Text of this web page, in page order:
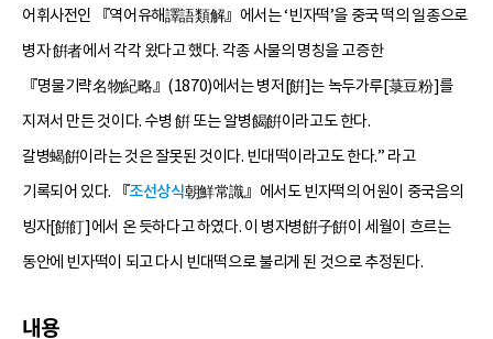
어휘사전인 『역어유해譯語類解』에서는 ‘빈자떡’을 중국 떡의 일종으로
병자 餠者에서 각각 왔다고 했다. 각종 사물의 명칭을 고증한
『명물기략名物紀略』(1870)에서는 병저[餠]는 녹두가루[菉豆粉]를
지져서 만든 것이다. 수병 餠 또는 알병餲餠이라고도 한다.
갈병蝎餠이라는 것은 잘못된 것이다. 빈대떡이라고도 한다.” 라고
기록되어 있다. 『조선상식朝鮮常識』에서도 빈자떡의 어원이 중국음의
빙자[餠飣]에서 온 듯하다고 하였다. 이 병자병餠子餠이 세월이 흐르는
동안에 빈자떡이 되고 다시 빈대떡으로 불리게 된 것으로 추정된다.
내용